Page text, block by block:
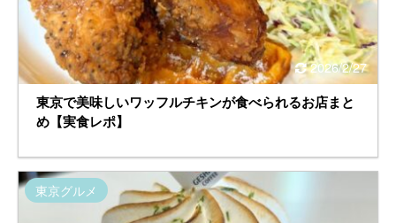
2026/2/27
東京で美味しいワッフルチキンが食べられるお店まと
め【実食レポ】
東京グルメ